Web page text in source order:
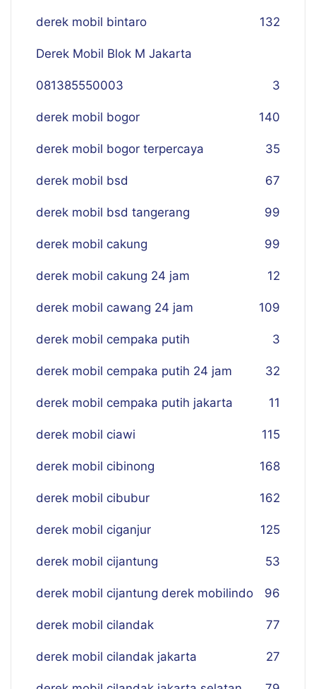
derek mobil bintaro 132
Derek Mobil Blok M Jakarta
081385550003 3
derek mobil bogor 140
derek mobil bogor terpercaya 35
derek mobil bsd 67
derek mobil bsd tangerang 99
derek mobil cakung 99
derek mobil cakung 24 jam 12
derek mobil cawang 24 jam 109
derek mobil cempaka putih 3
derek mobil cempaka putih 24 jam 32
derek mobil cempaka putih jakarta 11
derek mobil ciawi 115
derek mobil cibinong 168
derek mobil cibubur 162
derek mobil ciganjur 125
derek mobil cijantung 53
derek mobil cijantung derek mobilindo 96
derek mobil cilandak 77
derek mobil cilandak jakarta 27